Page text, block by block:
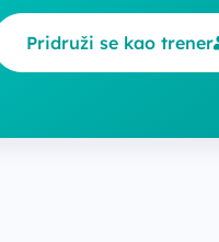
Pridruži se kao trener